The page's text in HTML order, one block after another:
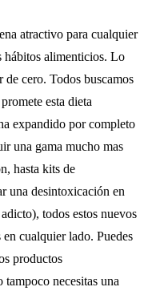
atractivo para cualquier
hábitos alimenticios. Lo
de cero. Todos buscamos
esta dieta
expandido por completo
una gama mucho mas
hasta kits de
una desintoxicación en
todos estos nuevos
cualquier lado. Puedes
productos
necesitas una